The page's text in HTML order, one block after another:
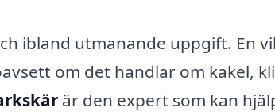
ibland utmanande uppgift. En
om det handlar om kakel,
är den expert som kan